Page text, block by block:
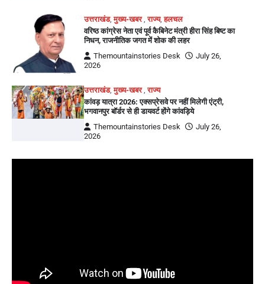
उत्तराखंड,मुख्य-खबर,राज्य,हलचल
वरिष्ठ कांग्रेस नेता एवं पूर्व कैबिनेट मंत्री हीरा सिंह बिष्ट का
निधन, राजनीतिक जगत में शोक की लहर
Themountainstories Desk
July 26,
2026
उत्तराखंड,मुख्य-खबर,राज्य
कांवड़ यात्रा 2026: एक्सप्रेसवे पर नहीं मिलेगी एंट्री,
भगवानपुर बॉर्डर से ही डायवर्ट होंगे कांवड़िये
Themountainstories Desk
July 26,
2026